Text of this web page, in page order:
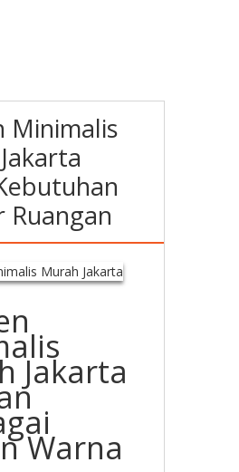
Minimalis
Ruangan
Jakarta
Warna